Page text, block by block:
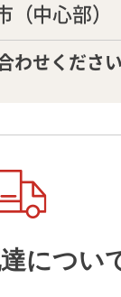
（中心部）
わせくださ
につい